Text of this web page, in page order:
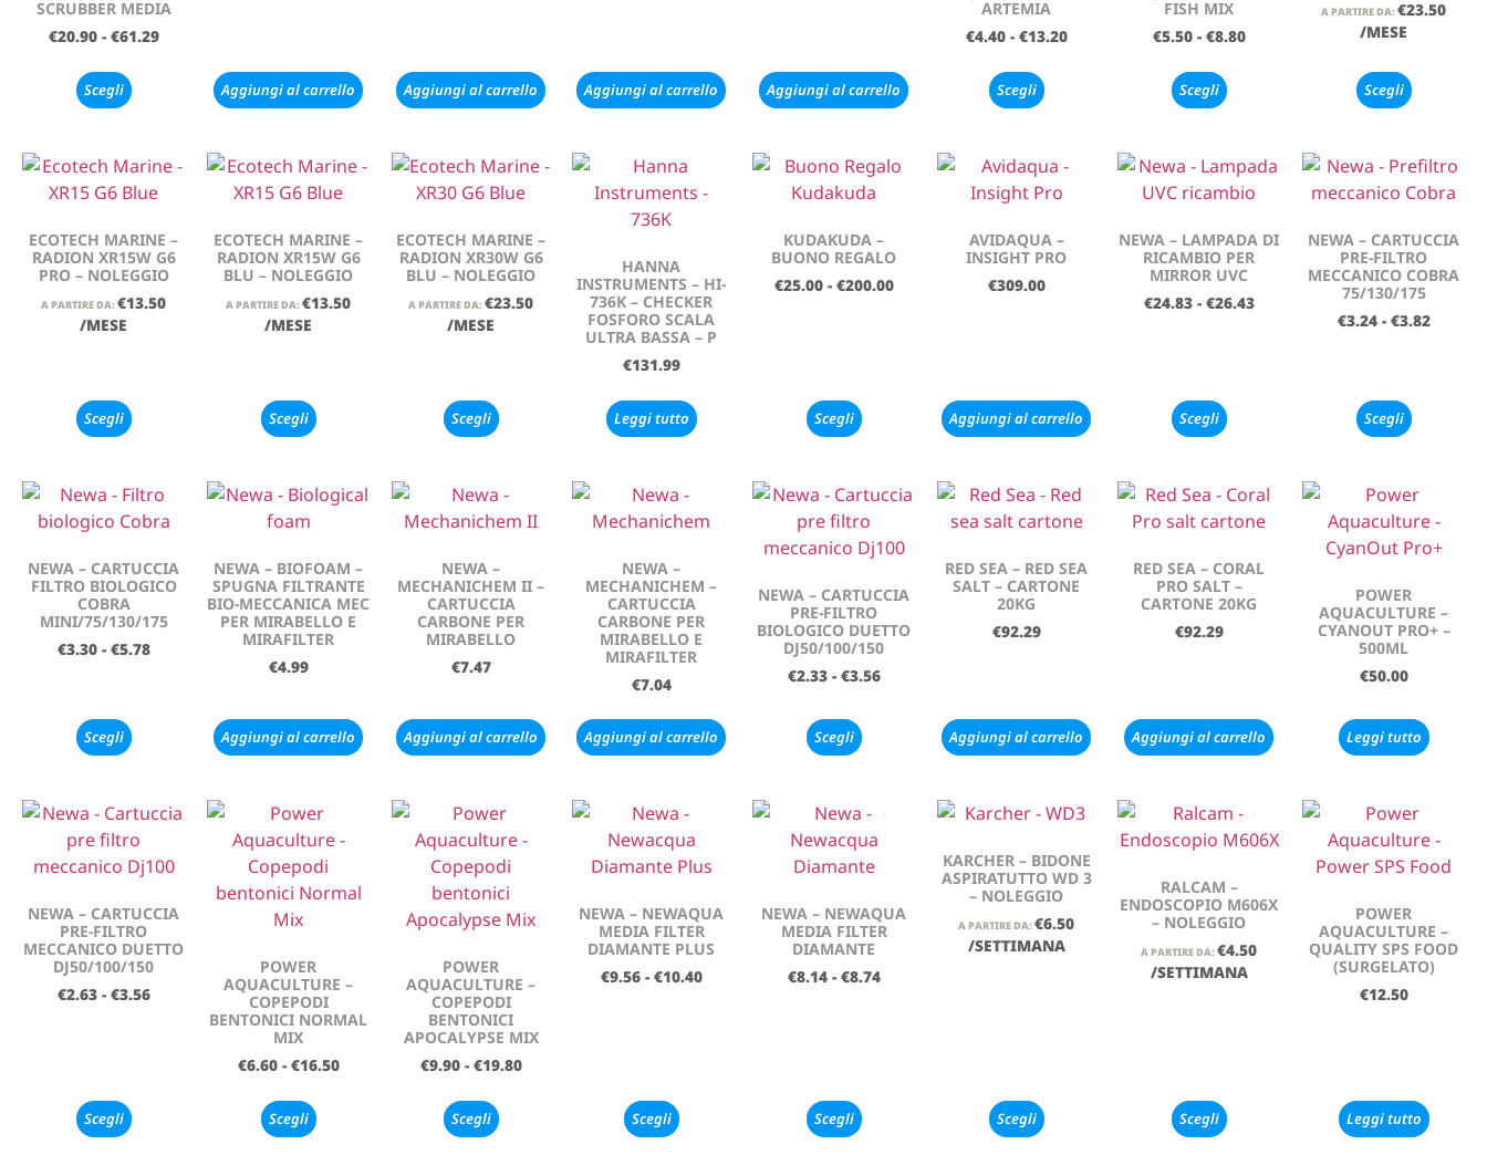
SCRUBBER MEDIA
€20.90 - €61.29
Scegli Aggiungi al carrello Aggiungi al carrello Aggiungi al carrello Aggiungi al carrello
ARTEMIA
€4.40 - €13.20
Scegli
FISH MIX
€5.50 - €8.80
Scegli
A PARTIRE DA: €23.50
/MESE
Scegli
ECOTECH MARINE –
RADION XR15W G6
PRO – NOLEGGIO
A PARTIRE DA: €13.50
/MESE
Scegli
ECOTECH MARINE –
RADION XR15W G6
BLU – NOLEGGIO
A PARTIRE DA: €13.50
/MESE
Scegli
ECOTECH MARINE –
RADION XR30W G6
BLU – NOLEGGIO
A PARTIRE DA: €23.50
/MESE
Scegli
HANNA
INSTRUMENTS – HI-
736K – CHECKER
FOSFORO SCALA
ULTRA BASSA – P
€131.99
Leggi tutto
KUDAKUDA –
BUONO REGALO
€25.00 - €200.00
Scegli
AVIDAQUA –
INSIGHT PRO
€309.00
Aggiungi al carrello
NEWA – LAMPADA DI
RICAMBIO PER
MIRROR UVC
€24.83 - €26.43
Scegli
NEWA – CARTUCCIA
PRE-FILTRO
MECCANICO COBRA
75/130/175
€3.24 - €3.82
Scegli
NEWA – CARTUCCIA
FILTRO BIOLOGICO
COBRA
MINI/75/130/175
€3.30 - €5.78
Scegli
NEWA – BIOFOAM –
SPUGNA FILTRANTE
BIO-MECCANICA MEC
PER MIRABELLO E
MIRAFILTER
€4.99
Aggiungi al carrello
NEWA –
MECHANICHEM II –
CARTUCCIA
CARBONE PER
MIRABELLO
€7.47
Aggiungi al carrello
NEWA –
MECHANICHEM –
CARTUCCIA
CARBONE PER
MIRABELLO E
MIRAFILTER
€7.04
Aggiungi al carrello
NEWA – CARTUCCIA
PRE-FILTRO
BIOLOGICO DUETTO
DJ50/100/150
€2.33 - €3.56
Scegli
RED SEA – RED SEA
SALT – CARTONE
20KG
€92.29
Aggiungi al carrello
RED SEA – CORAL
PRO SALT –
CARTONE 20KG
€92.29
Aggiungi al carrello
POWER
AQUACULTURE –
CYANOUT PRO+ –
500ML
€50.00
Leggi tutto
NEWA – CARTUCCIA
PRE-FILTRO
MECCANICO DUETTO
DJ50/100/150
€2.63 - €3.56
Scegli
POWER
AQUACULTURE –
COPEPODI
BENTONICI NORMAL
MIX
€6.60 - €16.50
Scegli
POWER
AQUACULTURE –
COPEPODI
BENTONICI
APOCALYPSE MIX
€9.90 - €19.80
Scegli
NEWA – NEWAQUA
MEDIA FILTER
DIAMANTE PLUS
€9.56 - €10.40
Scegli
NEWA – NEWAQUA
MEDIA FILTER
DIAMANTE
€8.14 - €8.74
Scegli
KARCHER – BIDONE
ASPIRATUTTO WD 3
– NOLEGGIO
A PARTIRE DA: €6.50
/SETTIMANA
Scegli
RALCAM –
ENDOSCOPIO M606X
– NOLEGGIO
A PARTIRE DA: €4.50
/SETTIMANA
Scegli
POWER
AQUACULTURE –
QUALITY SPS FOOD
(SURGELATO)
€12.50
Leggi tutto